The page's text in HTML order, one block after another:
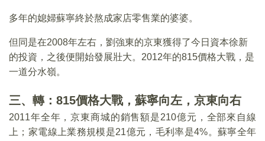
多年的媳婦蘇寧終於熬成家店零售業的婆婆。
但同是在2008年左右，劉強東的京東獲得了今日資本徐新
的投資，之後便開始發展壯大。2012年的815價格大戰，是
一道分水嶺。
三、轉：815價格大戰，蘇寧向左，京東向右
2011年全年，京東商城的銷售額是210億元，全部來自線
上；家電線上業務規模是21億元，毛利率是4%。蘇寧全年